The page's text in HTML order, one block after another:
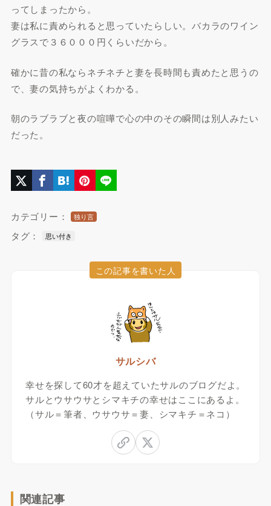
ってしまったから。
妻は私に責められると思っていたらしい。バカラのワイン
グラスで３６０００円くらいだから。
確かに昔の私ならネチネチと妻を長時間も責めたと思うの
で、妻の気持ちがよくわかる。
朝のラブラブと夜の喧嘩で心の中のその瞬間は別人みたい
だった。
カテゴリー： 独り言
タグ： 思い付き
この記事を書いた人
サルシバ
幸せを探して60才を超えていたサルのブログだよ。
サルとウサウサとシマキチの幸せはここにあるよ。
（サル＝筆者、ウサウサ＝妻、シマキチ＝ネコ）
関連記事